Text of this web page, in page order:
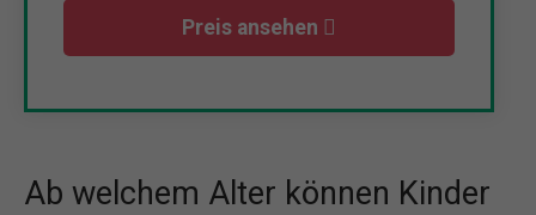
Preis ansehen
Ab welchem Alter können Kinder